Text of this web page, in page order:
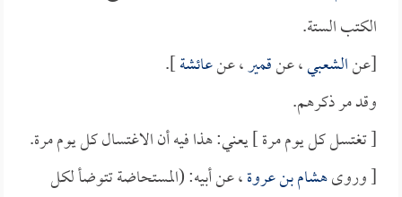
الكتب الستة.
[عنالشعبي، عنقمير، عنعائشة].
وقد مر ذكرهم.
[ تغتسل كل يوم مرة ] يعني: هذا فيه أن الاغتسال كل يوم مرة.
[ وروىهشام بن عروة، عن أبيه: (المستحاضة تتوضأ لكل